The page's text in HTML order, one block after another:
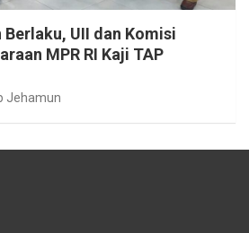
Berlaku, UII dan Komisi
MPR RI Kaji TAP
Jehamun